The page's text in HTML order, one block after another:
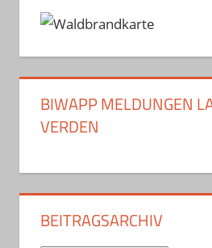
BIWAPP MELDUNGEN
VERDEN
BEITRAGSARCHIV